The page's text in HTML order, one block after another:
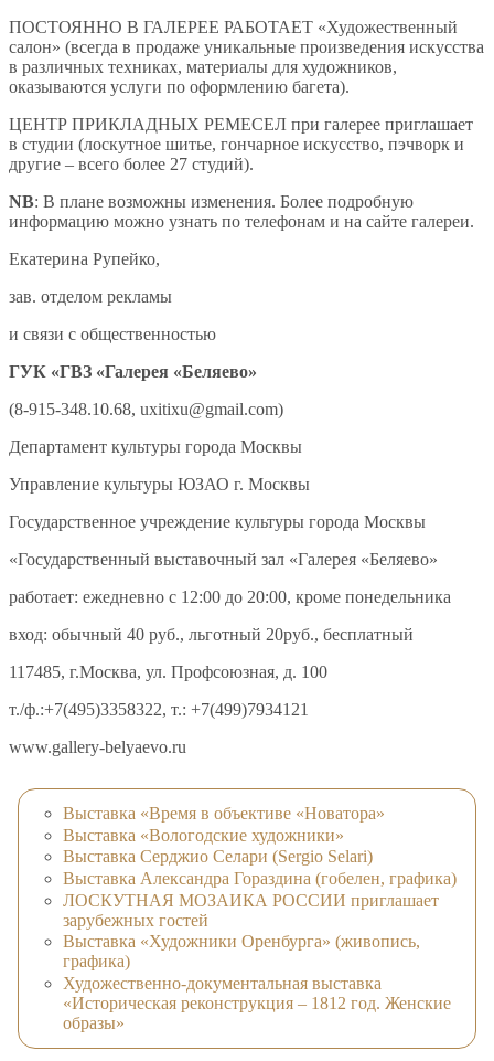
ПОСТОЯННО В ГАЛЕРЕЕ РАБОТАЕТ «Художественный
салон» (всегда в продаже уникальные произведения искусства
в различных техниках, материалы для художников,
оказываются услуги по оформлению багета).
ЦЕНТР ПРИКЛАДНЫХ РЕМЕСЕЛ при галерее приглашает
в студии (лоскутное шитье, гончарное искусство, пэчворк и
другие – всего более 27 студий).
NB: В плане возможны изменения. Более подробную
информацию можно узнать по телефонам и на сайте галереи.
Екатерина Рупейко,
зав. отделом рекламы
и связи с общественностью
ГУК «ГВЗ «Галерея «Беляево»
(8-915-348.10.68, uxitixu@gmail.com)
Департамент культуры города Москвы
Управление культуры ЮЗАО г. Москвы
Государственное учреждение культуры города Москвы
«Государственный выставочный зал «Галерея «Беляево»
работает: ежедневно с 12:00 до 20:00, кроме понедельника
вход: обычный 40 руб., льготный 20руб., бесплатный
117485, г.Москва, ул. Профсоюзная, д. 100
т./ф.:+7(495)3358322, т.: +7(499)7934121
www.gallery-belyaevo.ru
Выставка «Время в объективе «Новатора»
Выставка «Вологодские художники»
Выставка Серджио Селари (Sergio Selari)
Выставка Александра Гораздина (гобелен, графика)
ЛОСКУТНАЯ МОЗАИКА РОССИИ приглашает
зарубежных гостей
Выставка «Художники Оренбурга» (живопись,
графика)
Художественно-документальная выставка
«Историческая реконструкция – 1812 год. Женские
образы»